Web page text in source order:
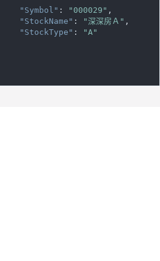
"Symbol" : "000029" ,
"StockName" : "深深房Ａ" ,
"StockType" :
"A"